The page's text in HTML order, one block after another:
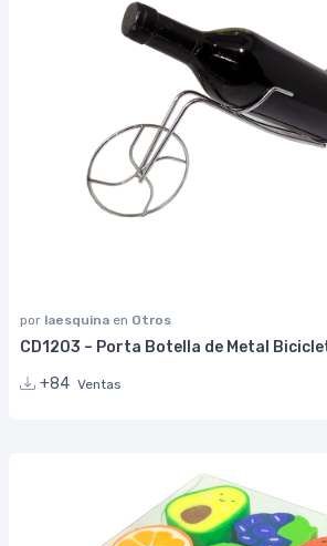
por laesquina en Otros
CD1203 – Porta Botella de Metal
+84 Ventas